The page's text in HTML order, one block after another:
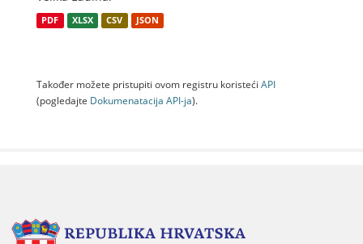
PDF XLSX CSV JSON
Također možete pristupiti ovom registru koristeći API
(pogledajte Dokumenаtаcijа API-jа).